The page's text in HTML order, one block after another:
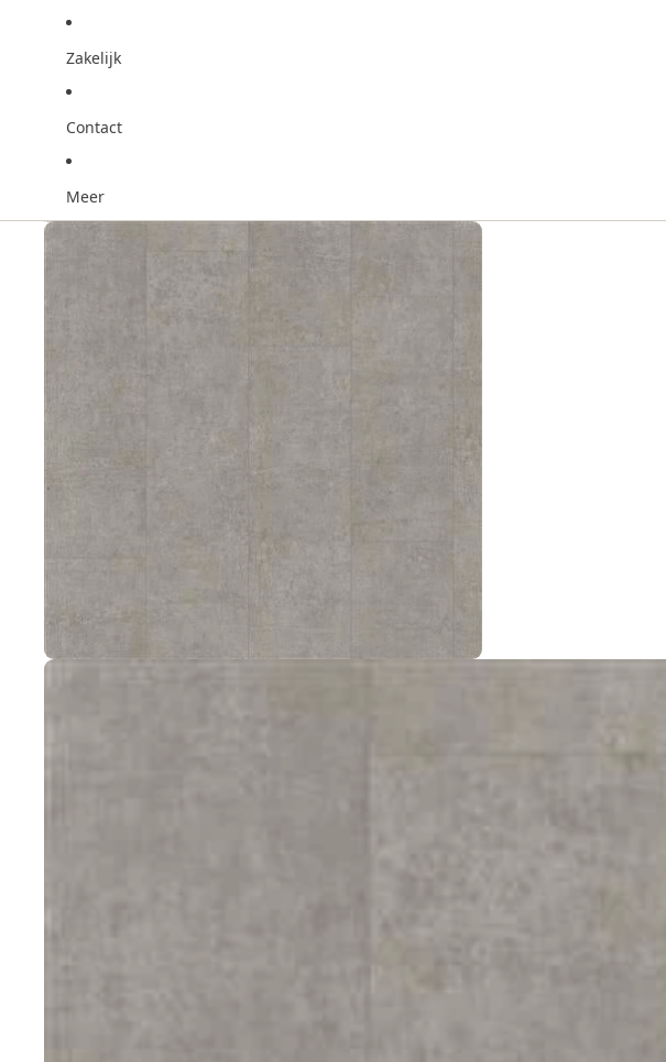
Zakelijk
Contact
Meer
Ga direct naar de productinformatie